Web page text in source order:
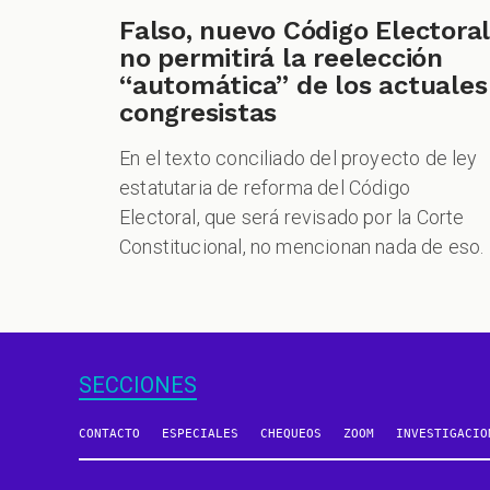
Falso, nuevo Código Electoral
no permitirá la reelección
“automática” de los actuales
congresistas
En el texto conciliado del proyecto de ley
estatutaria de reforma del Código
Electoral, que será revisado por la Corte
Constitucional, no mencionan nada de eso.
SECCIONES
CONTACTO ESPECIALES CHEQUEOS ZOOM